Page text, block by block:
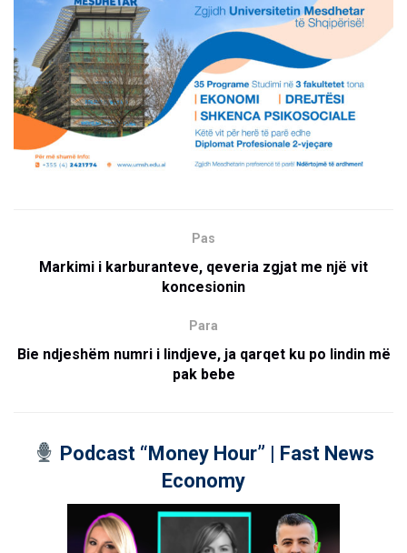
Pas
Markimi i karburanteve, qeveria zgjat me një vit
koncesionin
Para
Bie ndjeshëm numri i lindjeve, ja qarqet ku po lindin më
pak bebe
Podcast “Money Hour” | Fast News
Economy